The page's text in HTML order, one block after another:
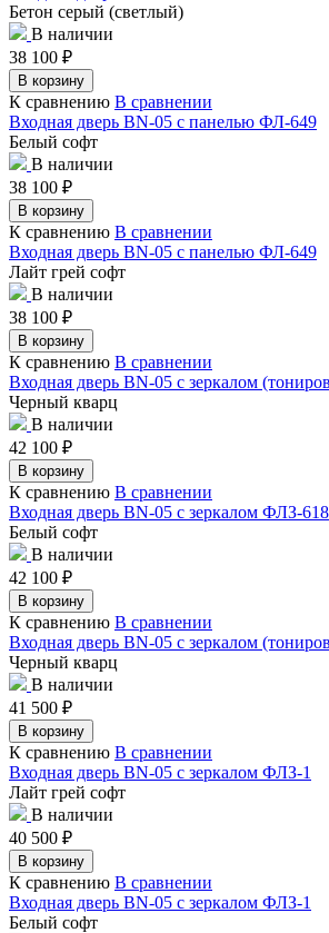
Бетон серый (светлый)
В наличии
38 100 ₽
В корзину
К сравнению В сравнении
Входная дверь BN-05 с панелью ФЛ-649
Белый софт
В наличии
38 100 ₽
В корзину
К сравнению В сравнении
Входная дверь BN-05 с панелью ФЛ-649
Лайт грей софт
В наличии
38 100 ₽
В корзину
К сравнению В сравнении
Входная дверь BN-05 с зеркалом
Черный кварц
В наличии
42 100 ₽
В корзину
К сравнению В сравнении
Входная дверь BN-05 с зеркалом ФЛЗ-618
Белый софт
В наличии
42 100 ₽
В корзину
К сравнению В сравнении
Входная дверь BN-05 с зеркалом
Черный кварц
В наличии
41 500 ₽
В корзину
К сравнению В сравнении
Входная дверь BN-05 с зеркалом ФЛЗ-1
Лайт грей софт
В наличии
40 500 ₽
В корзину
К сравнению В сравнении
Входная дверь BN-05 с зеркалом ФЛЗ-1
Белый софт